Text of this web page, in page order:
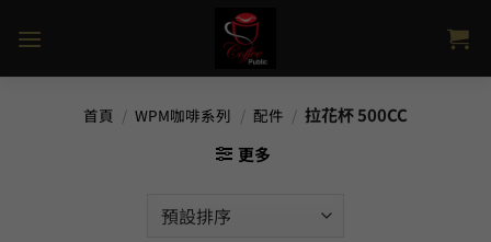
首頁 / WPM咖啡系列 / 配件 / 拉花杯 500CC
更多